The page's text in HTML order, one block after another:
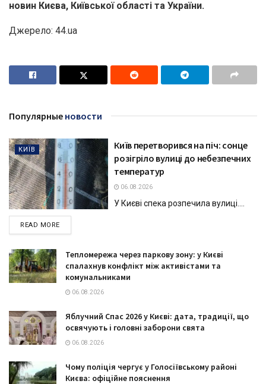
новин Києва, Київської області та України.
Джерело: 44.ua
Популярные новости
КИЇВ
Київ перетворився на піч: сонце
розігріло вулиці до небезпечних
температур
06.08.2026
У Києві спека розпечила вулиці....
READ MOREDETAILS
Тепломережа через паркову зону: у Києві
спалахнув конфлікт між активістами та
комунальниками
06.08.2026
Яблучний Спас 2026 у Києві: дата, традиції, що
освячують і головні заборони свята
06.08.2026
Чому поліція чергує у Голосіївському районі
Києва: офіційне пояснення